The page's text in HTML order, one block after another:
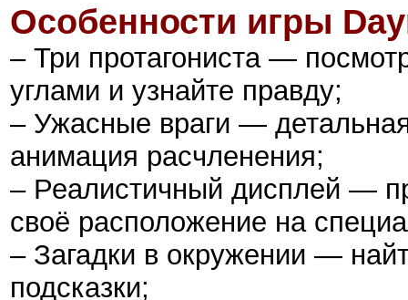
Особенности игры
– Три протагониста —
углами и узнайте правду;
– Ужасные враги —
анимация расчленения;
– Реалистичный дисплей —
своё расположение на
– Загадки в окружении —
подсказки;